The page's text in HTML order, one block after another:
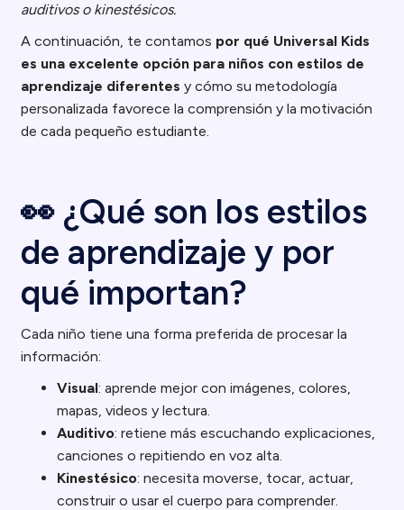
auditivos o kinestésicos.
A continuación, te contamos por qué Universal Kids
es una excelente opción para niños con estilos de
aprendizaje diferentes y cómo su metodología
personalizada favorece la comprensión y la motivación
de cada pequeño estudiante.
👀 ¿Qué son los estilos
de aprendizaje y por
qué importan?
Cada niño tiene una forma preferida de procesar la
información:
Visual: aprende mejor con imágenes, colores,
mapas, videos y lectura.
Auditivo: retiene más escuchando explicaciones,
canciones o repitiendo en voz alta.
Kinestésico: necesita moverse, tocar, actuar,
construir o usar el cuerpo para comprender.